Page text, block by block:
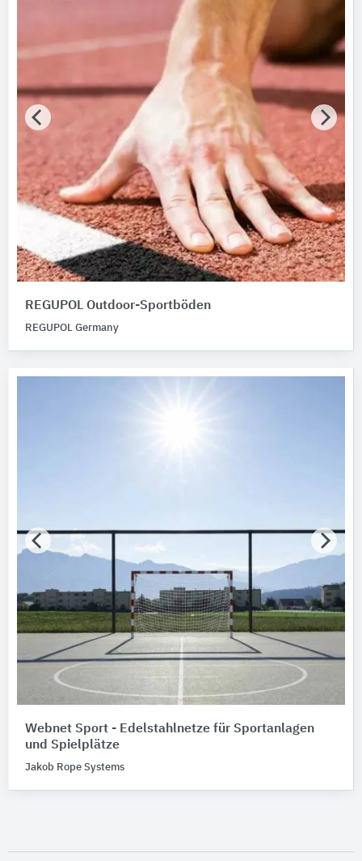
REGUPOL Outdoor-Sportböden
REGUPOL Germany
Webnet Sport - Edelstahlnetze für Sportanlagen
und Spielplätze
Jakob Rope Systems